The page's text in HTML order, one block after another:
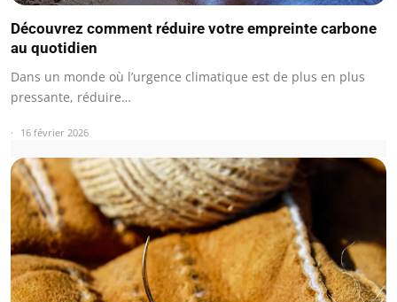
Découvrez comment réduire votre empreinte carbone
au quotidien
Dans un monde où l’urgence climatique est de plus en plus
pressante, réduire…
16 février 2026